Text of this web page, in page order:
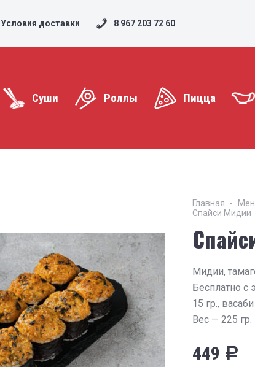
Условия доставки 8 967 203 72 60
Суши Роллы Пицца
Главная
Спайси Мидии
Мидии,
Бесплатно с
15 гр.,
Вес — 225 гр.
449 Р